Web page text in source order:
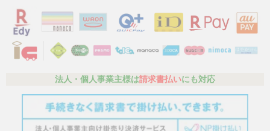
法人・個人事業主様は請求書払いにも対応